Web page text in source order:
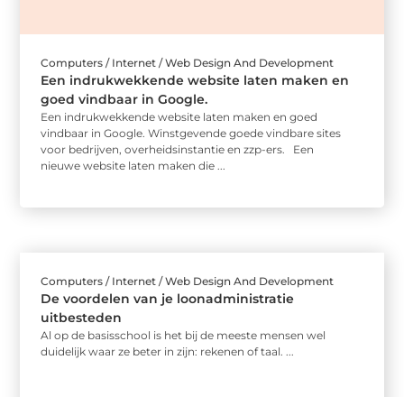
Computers / Internet / Web Design And Development
Een indrukwekkende website laten maken en
goed vindbaar in Google.
Een indrukwekkende website laten maken en goed
vindbaar in Google. Winstgevende goede vindbare sites
voor bedrijven, overheidsinstantie en zzp-ers. Een
nieuwe website laten maken die ...
Computers / Internet / Web Design And Development
De voordelen van je loonadministratie
uitbesteden
Al op de basisschool is het bij de meeste mensen wel
duidelijk waar ze beter in zijn: rekenen of taal. ...